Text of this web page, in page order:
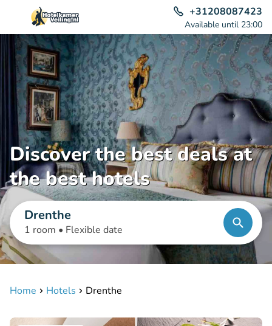
+31208087423
Available until 23:00
Discover the best deals at
the best hotels
Drenthe
1 room • Flexible date
Home Hotels Drenthe